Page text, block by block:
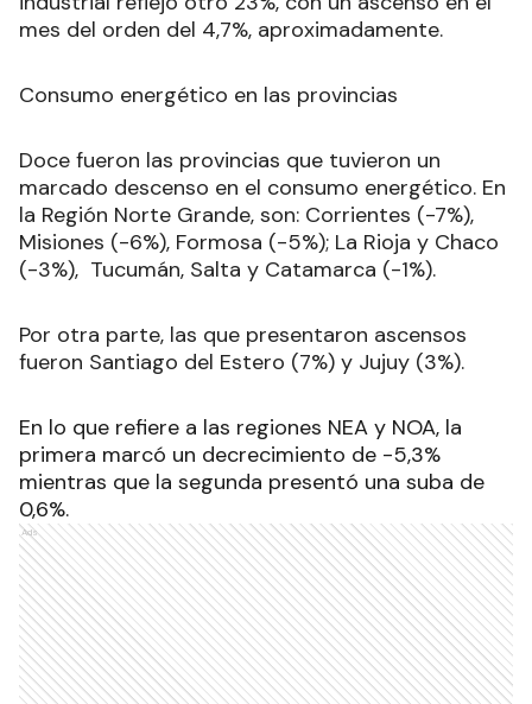
mes del orden del 4,7%, aproximadamente.
Consumo energético en las provincias
Doce fueron las provincias que tuvieron un
marcado descenso en el consumo energético. En
la Región Norte Grande, son: Corrientes (-7%),
Misiones (-6%), Formosa (-5%); La Rioja y Chaco
(-3%), Tucumán, Salta y Catamarca (-1%).
Por otra parte, las que presentaron ascensos
fueron Santiago del Estero (7%) y Jujuy (3%).
En lo que refiere a las regiones NEA y NOA, la
primera marcó un decrecimiento de -5,3%
mientras que la segunda presentó una suba de
0,6%.
Ads